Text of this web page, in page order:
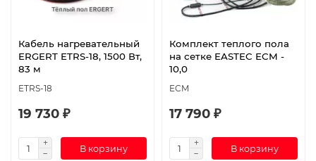
Кабель нагревательный
ERGERT ETRS-18, 1500 Вт,
83 м
ETRS-18
19 730 ₽
В корзину
Комплект теплого пола
на сетке EASTEC ECM -
10,0
ECM
17 790 ₽
В корзину